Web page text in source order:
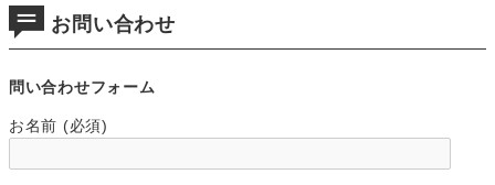
お問い合わせ
問い合わせフォーム
お名前 (必須)